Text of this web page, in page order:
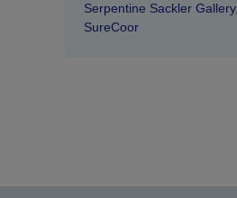
Serpentine Sackler Gallery,
SureCoor